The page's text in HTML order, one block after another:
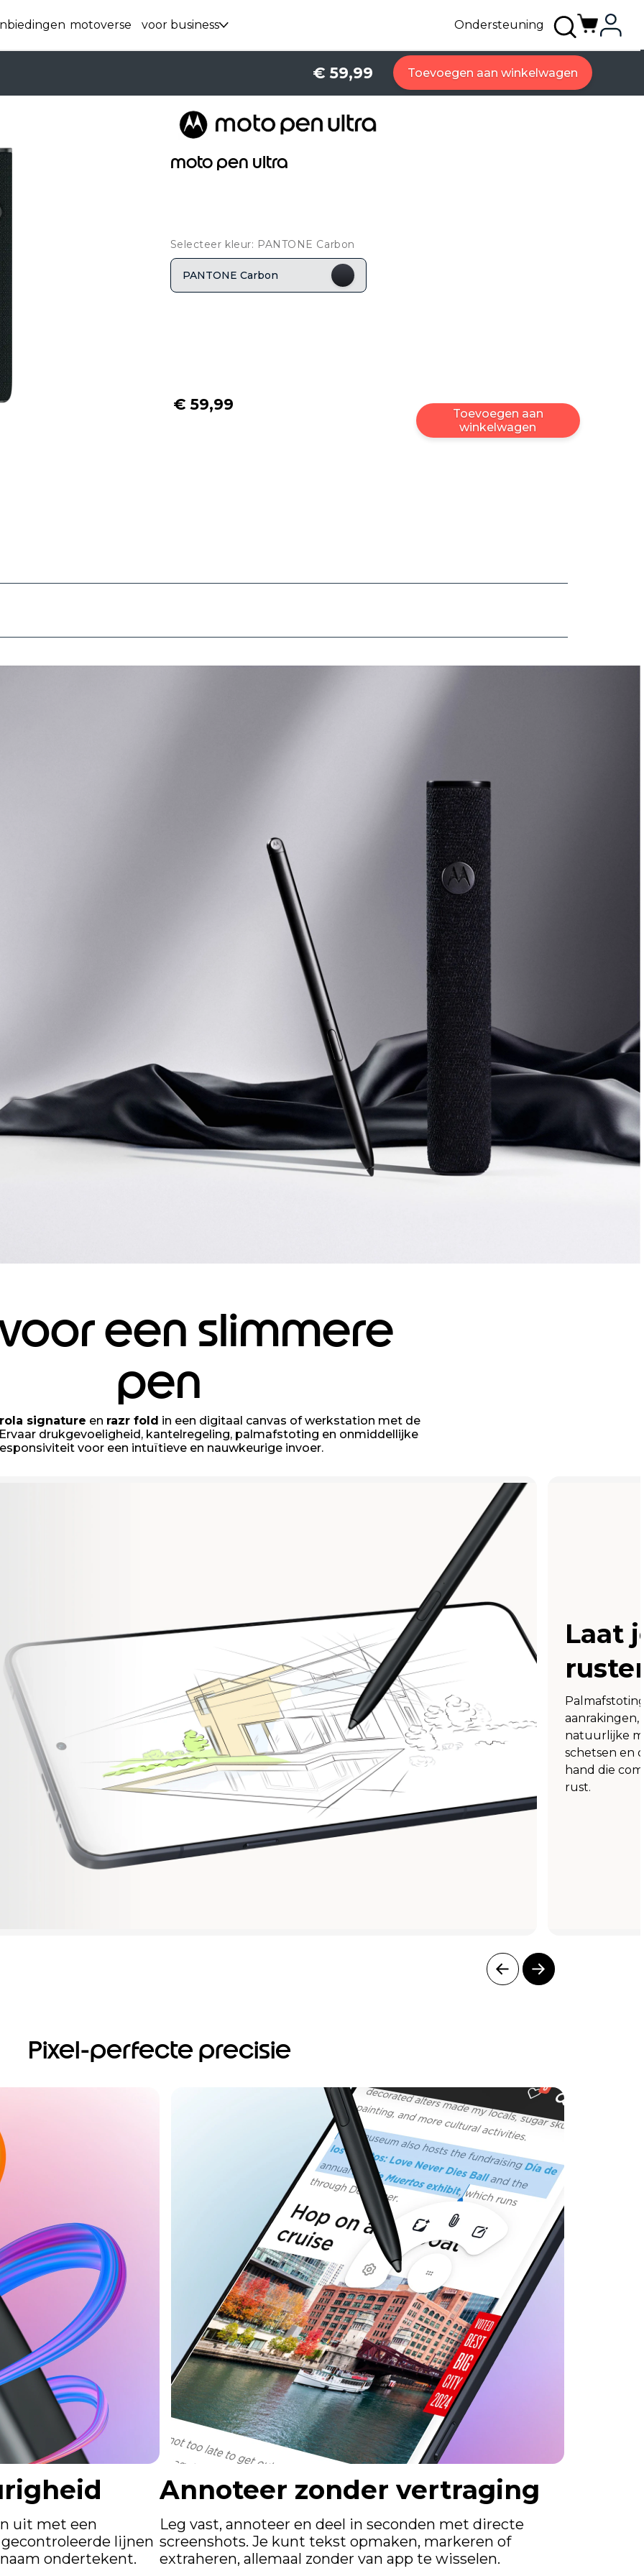
motoverse voor business Ondersteuning
€ 59,99 Toevoegen aan winkelwagen
moto pen ultra
Selecteer kleur: PANTONE Carbon
PANTONE Carbon
€ 59,99
Toevoegen aan
winkelwagen
een slimmere
pen
signature en razr fold in een digitaal canvas of werkstation met de
drukgevoeligheid, kantelregeling, palmafstoting en onmiddellijke
voor een intuïtieve en nauwkeurige invoer.
Laat
aanrakingen,
natuurlijke
schetsen en
hand die
rust.
Pixel-perfecte precisie
uit met een
lijnen
ondertekent.
Annoteer zonder vertraging
Leg vast, annoteer en deel in seconden met directe
screenshots. Je kunt tekst opmaken, markeren of
extraheren, allemaal zonder van app te wisselen.